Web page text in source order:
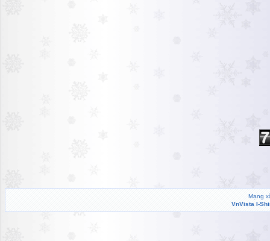
Mạng
VnVista I-